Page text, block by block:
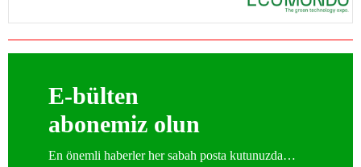
E-bülten
abonemiz olun
En önemli haberler her sabah posta kutunuzda…